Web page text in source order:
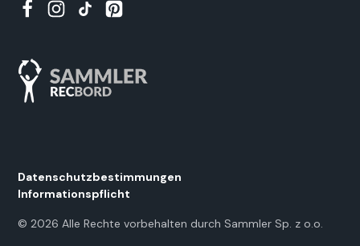
©2026 Alle Rechte vor­be­hal­ten durch Samm­ler Sp. z o.o.
Daten­schutzbes­tim­mungen
Infor­ma­tion­spflicht